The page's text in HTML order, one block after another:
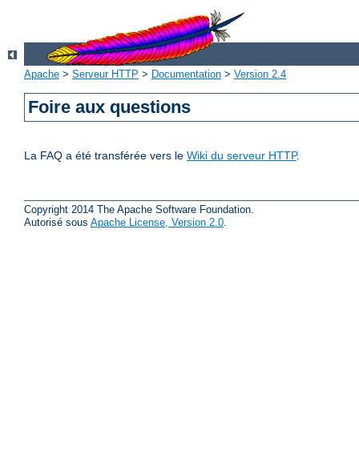
Apache > Serveur HTTP > Documentation > Version 2.4
Foire aux questions
La FAQ a été transférée vers le Wiki du serveur HTTP.
Copyright 2014 The Apache Software Foundation.
Autorisé sous Apache License, Version 2.0